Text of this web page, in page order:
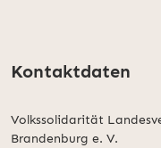
Kontaktdaten
Volkssolidarität
Brandenburg e. V.